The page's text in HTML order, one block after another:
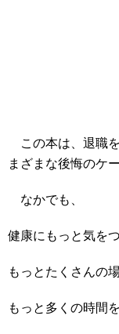
この本は、退職
まざまな後悔のケ
なかでも、
健康にもっと気を
もっとたくさんの
もっと多くの時間